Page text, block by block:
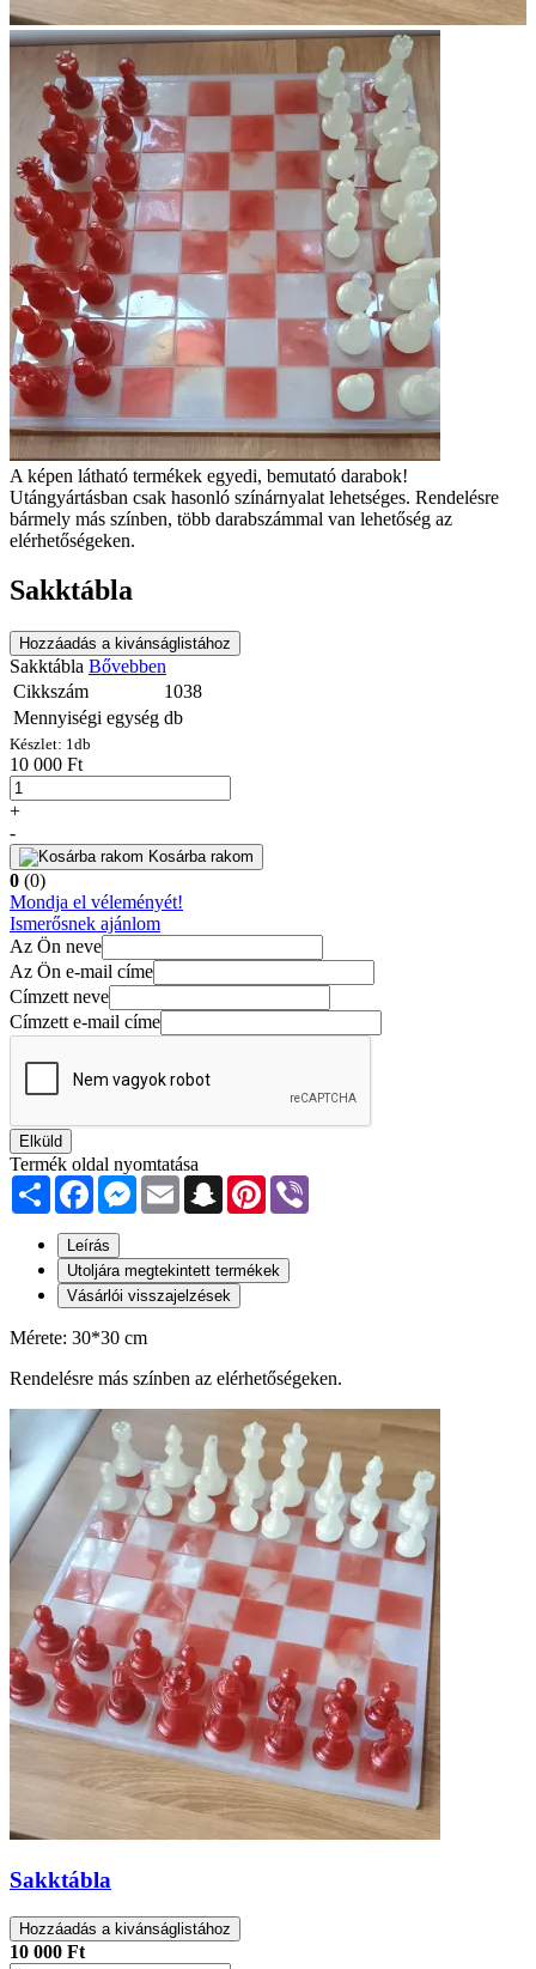
A képen látható termékek egyedi, bemutató darabok!
Utángyártásban csak hasonló színárnyalat lehetséges. Rendelésre
bármely más színben, több darabszámmal van lehetőség az
elérhetőségeken.
Sakktábla
Hozzáadás a kivánságlistához
Sakktábla Bővebben
Cikkszám
1038
Mennyiségi egység db
Készlet: 1db
10 000 Ft
+
-
Kosárba rakom
0 (0)
Mondja el véleményét!
Ismerősnek ajánlom
Az Ön neve
Az Ön e-mail címe
Címzett neve
Címzett e-mail címe
Elküld
Termék oldal nyomtatása
Share FacebookMessenger
Email SnapchatPinterest
Leírás
Utoljára megtekintett termékek
Vásárlói visszajelzések
Mérete: 30*30 cm
Rendelésre más színben az elérhetőségeken.
Sakktábla
Hozzáadás a kivánságlistához
10 000 Ft